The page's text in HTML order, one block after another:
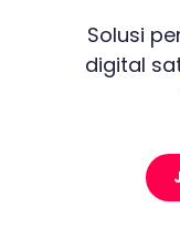
Solusi
digital